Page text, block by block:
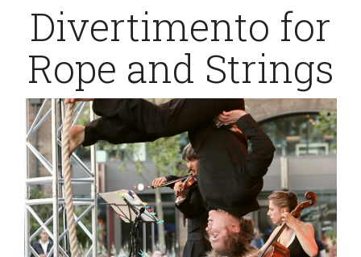
Divertimento for
Rope and Strings